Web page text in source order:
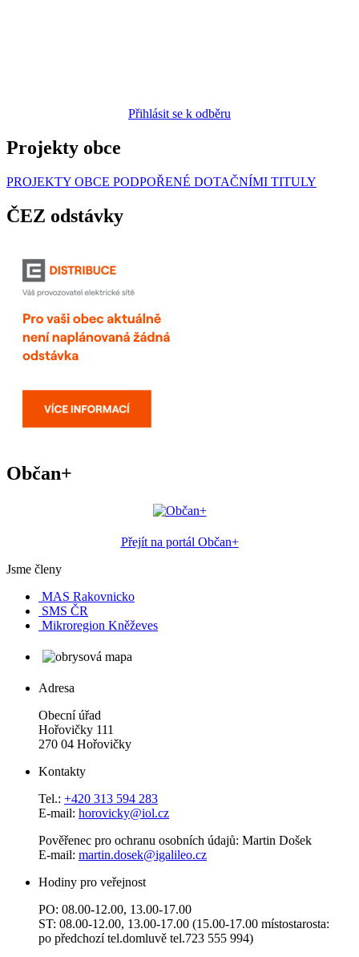
Přihlásit se k odběru
Projekty obce
PROJEKTY OBCE PODPOŘENÉ DOTAČNÍMI TITULY
ČEZ odstávky
Občan+
Přejít na portál Občan+
Jsme členy
MAS Rakovnicko
SMS ČR
Mikroregion Kněževes
Adresa
Obecní úřad
Hořovičky 111
270 04 Hořovičky
Kontakty
Tel.: +420 313 594 283
E-mail: horovicky@iol.cz
Pověřenec pro ochranu osobních údajů: Martin Došek
E-mail: martin.dosek@igalileo.cz
Hodiny pro veřejnost
PO: 08.00-12.00, 13.00-17.00
ST: 08.00-12.00, 13.00-17.00 (15.00-17.00 místostarosta:
po předchozí tel.domluvě tel.723 555 994)